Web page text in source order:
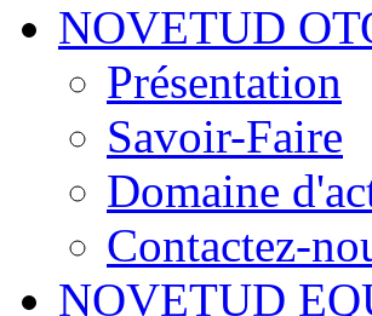
NOVETUD
Présentation
Savoir-Faire
Domaine
Contactez-
NOVETUD